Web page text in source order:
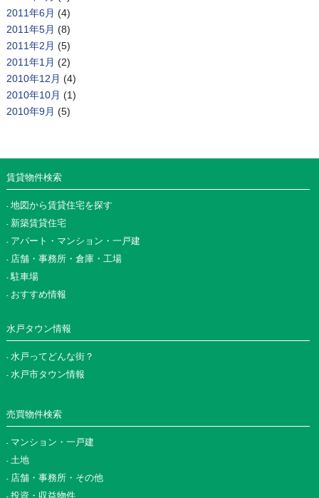
2011年6月 (4)
2011年5月 (8)
2011年2月 (5)
2011年1月 (2)
2010年12月 (4)
2010年10月 (1)
2010年9月 (5)
賃貸物件検索
地図から賃貸住宅を探す
新築賃貸住宅
アパート・マンション・一戸建
店舗・事務所・倉庫・工場
駐車場
おすすめ情報
水戸タウン情報
水戸ってどんな街？
水戸市タウン情報
売買物件検索
マンション・一戸建
土地
店舗・事務所・その他
投資・収益物件